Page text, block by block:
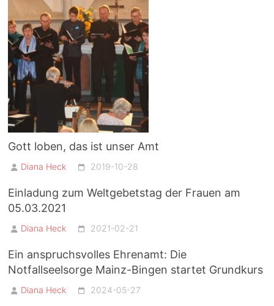
Gott loben, das ist unser Amt
Diana Heck 2019-10-28
Einladung zum Weltgebetstag der Frauen am
05.03.2021
Diana Heck 2021-02-21
Ein anspruchsvolles Ehrenamt: Die
Notfallseelsorge Mainz-Bingen startet Grundkurs
Diana Heck 2024-05-27